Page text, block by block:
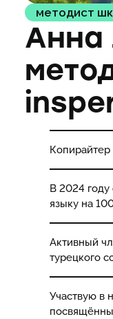
методист
Анна
В 2024 году
языку на
Активный
турецкого
Участвую в